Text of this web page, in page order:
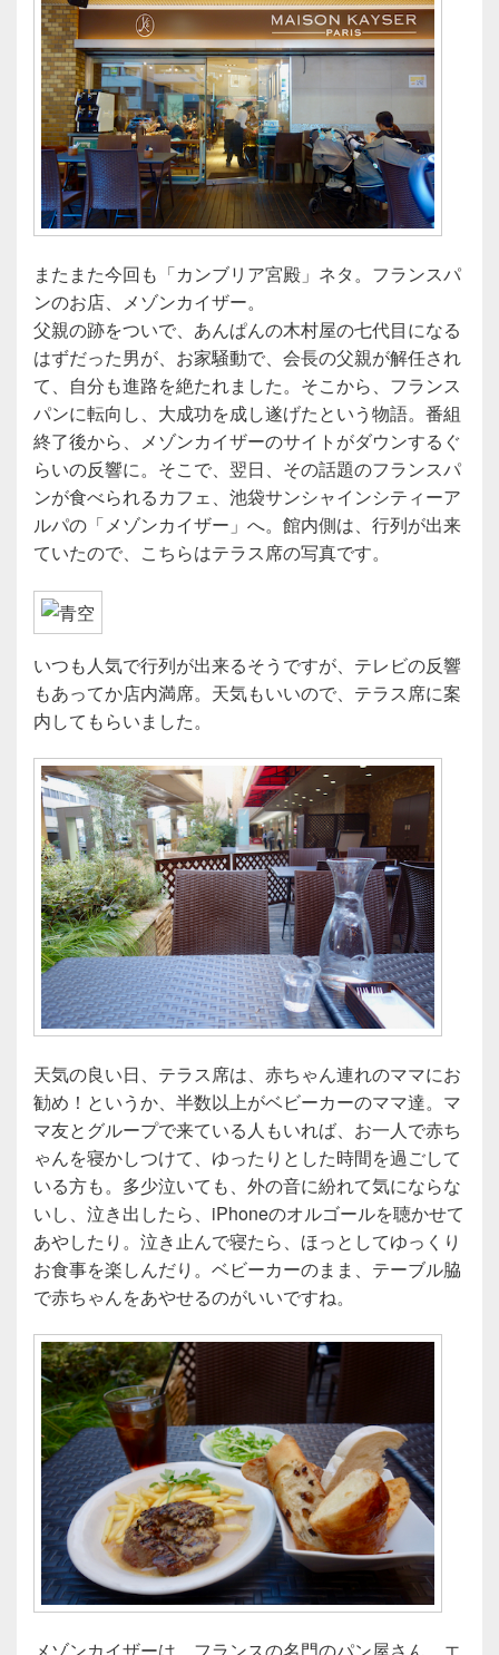
またまた今回も「カンブリア宮殿」ネタ。フランスパ
ンのお店、メゾンカイザー。
父親の跡をついで、あんぱんの木村屋の七代目になる
はずだった男が、お家騒動で、会長の父親が解任され
て、自分も進路を絶たれました。そこから、フランス
パンに転向し、大成功を成し遂げたという物語。番組
終了後から、メゾンカイザーのサイトがダウンするぐ
らいの反響に。そこで、翌日、その話題のフランスパ
ンが食べられるカフェ、池袋サンシャインシティーア
ルパの「メゾンカイザー」へ。館内側は、行列が出来
ていたので、こちらはテラス席の写真です。
いつも人気で行列が出来るそうですが、テレビの反響
もあってか店内満席。天気もいいので、テラス席に案
内してもらいました。
天気の良い日、テラス席は、赤ちゃん連れのママにお
勧め！というか、半数以上がベビーカーのママ達。マ
マ友とグループで来ている人もいれば、お一人で赤ち
ゃんを寝かしつけて、ゆったりとした時間を過ごして
いる方も。多少泣いても、外の音に紛れて気にならな
いし、泣き出したら、iPhoneのオルゴールを聴かせて
あやしたり。泣き止んで寝たら、ほっとしてゆっくり
お食事を楽しんだり。ベビーカーのまま、テーブル脇
で赤ちゃんをあやせるのがいいですね。